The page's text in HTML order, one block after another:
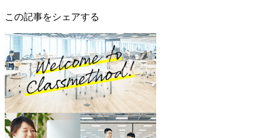
この記事をシェアする